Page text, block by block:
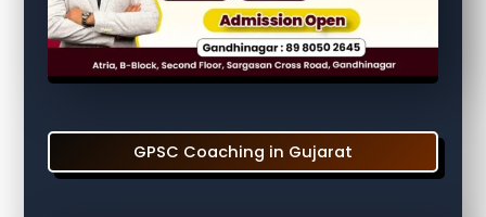
GPSC Coaching in Gujarat